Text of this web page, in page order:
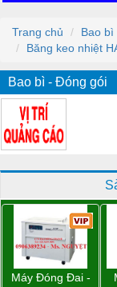
Trang chủ
Bao
Băng keo nhiệt
Bao bì - Đóng gói
Máy Đóng Đai -